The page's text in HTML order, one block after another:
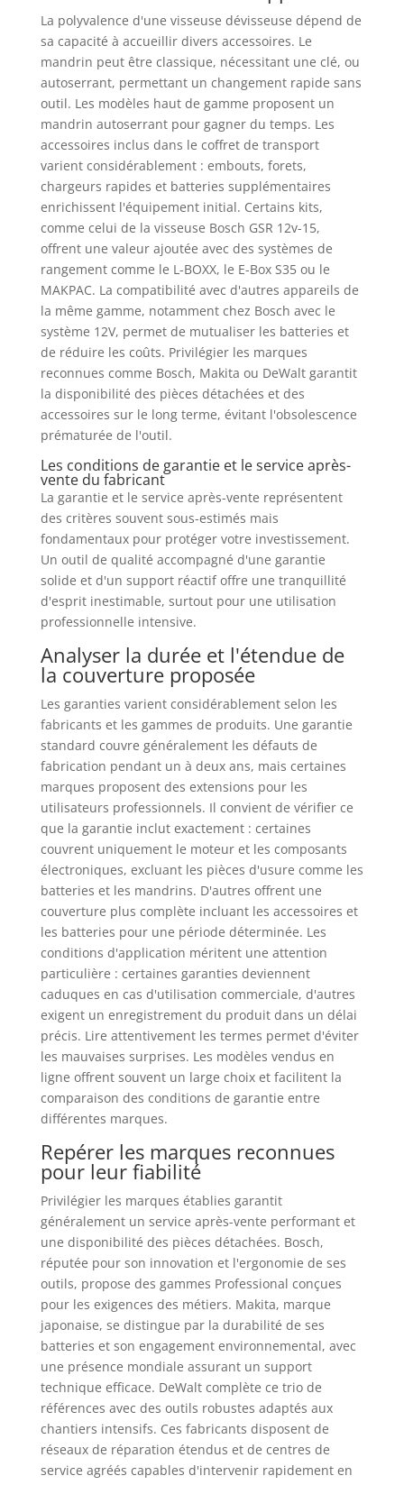
La polyvalence d'une visseuse dévisseuse dépend de
sa capacité à accueillir divers accessoires. Le
mandrin peut être classique, nécessitant une clé, ou
autoserrant, permettant un changement rapide sans
outil. Les modèles haut de gamme proposent un
mandrin autoserrant pour gagner du temps. Les
accessoires inclus dans le coffret de transport
varient considérablement : embouts, forets,
chargeurs rapides et batteries supplémentaires
enrichissent l'équipement initial. Certains kits,
comme celui de la visseuse Bosch GSR 12v-15,
offrent une valeur ajoutée avec des systèmes de
rangement comme le L-BOXX, le E-Box S35 ou le
MAKPAC. La compatibilité avec d'autres appareils de
la même gamme, notamment chez Bosch avec le
système 12V, permet de mutualiser les batteries et
de réduire les coûts. Privilégier les marques
reconnues comme Bosch, Makita ou DeWalt garantit
la disponibilité des pièces détachées et des
accessoires sur le long terme, évitant l'obsolescence
prématurée de l'outil.
Les conditions de garantie et le service après-
vente du fabricant
La garantie et le service après-vente représentent
des critères souvent sous-estimés mais
fondamentaux pour protéger votre investissement.
Un outil de qualité accompagné d'une garantie
solide et d'un support réactif offre une tranquillité
d'esprit inestimable, surtout pour une utilisation
professionnelle intensive.
Analyser la durée et l'étendue de
la couverture proposée
Les garanties varient considérablement selon les
fabricants et les gammes de produits. Une garantie
standard couvre généralement les défauts de
fabrication pendant un à deux ans, mais certaines
marques proposent des extensions pour les
utilisateurs professionnels. Il convient de vérifier ce
que la garantie inclut exactement : certaines
couvrent uniquement le moteur et les composants
électroniques, excluant les pièces d'usure comme les
batteries et les mandrins. D'autres offrent une
couverture plus complète incluant les accessoires et
les batteries pour une période déterminée. Les
conditions d'application méritent une attention
particulière : certaines garanties deviennent
caduques en cas d'utilisation commerciale, d'autres
exigent un enregistrement du produit dans un délai
précis. Lire attentivement les termes permet d'éviter
les mauvaises surprises. Les modèles vendus en
ligne offrent souvent un large choix et facilitent la
comparaison des conditions de garantie entre
différentes marques.
Repérer les marques reconnues
pour leur fiabilité
Privilégier les marques établies garantit
généralement un service après-vente performant et
une disponibilité des pièces détachées. Bosch,
réputée pour son innovation et l'ergonomie de ses
outils, propose des gammes Professional conçues
pour les exigences des métiers. Makita, marque
japonaise, se distingue par la durabilité de ses
batteries et son engagement environnemental, avec
une présence mondiale assurant un support
technique efficace. DeWalt complète ce trio de
références avec des outils robustes adaptés aux
chantiers intensifs. Ces fabricants disposent de
réseaux de réparation étendus et de centres de
service agréés capables d'intervenir rapidement en